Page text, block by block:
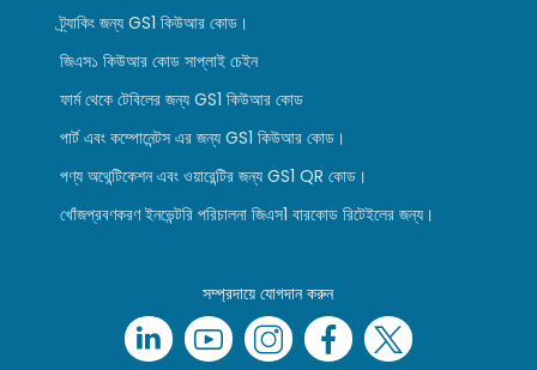
ট্র্যাকিং জন্য GS1 কিউআর কোড।
জিএস১ কিউআর কোড সাপ্লাই চেইন
ফার্ম থেকে টেবিলের জন্য GS1 কিউআর কোড
পার্ট এবং কম্পোনেন্টস এর জন্য GS1 কিউআর কোড।
পণ্য অথেন্টিকেশন এবং ওয়ারেন্টির জন্য GS1 QR কোড।
খোঁজপ্রবণকরণ ইনভেন্টরি পরিচালনা জিএস1 বারকোড রিটেইলের জন্য।
সম্প্রদায়ে যোগদান করুন